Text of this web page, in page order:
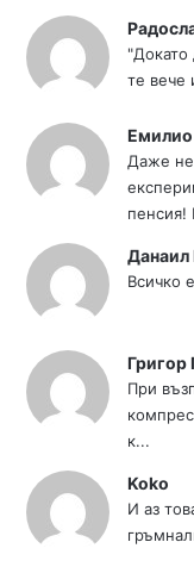
"Докато
те вече
Емилио
Даже
пенсия!
Данаил
Всичко
Григор
При
к...
Koko
И аз